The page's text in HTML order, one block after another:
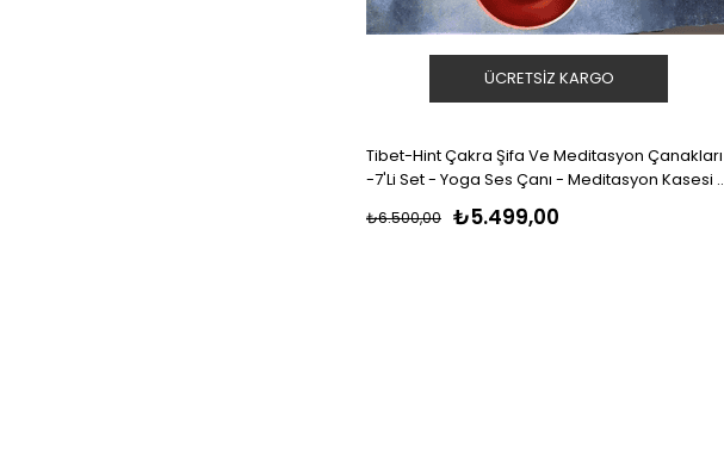
Tibet-Hint Çakra Şifa Ve Meditasyon Çanakları
-7'Li Set - Yoga Ses Çanı - Meditasyon Kasesi -
Om Dalga Sesi₺5.499,00
₺6.500,00
ÜCRETSIZ KARGO